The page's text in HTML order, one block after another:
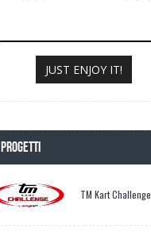
JUST ENJOY IT!
PROGETTI
TM Kart Challenge